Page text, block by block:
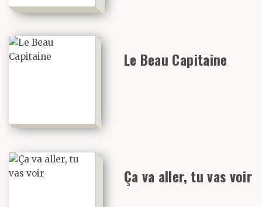
Le Beau Capitaine
Ça va aller, tu vas voir